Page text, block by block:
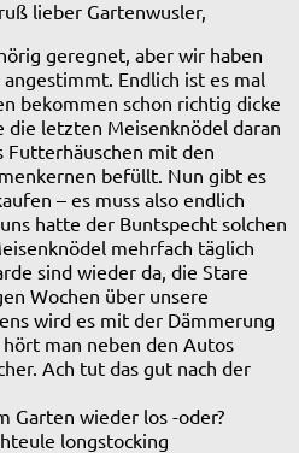
lieber Gartenwusler,
geregnet, aber wir haben
Endlich ist es mal
bekommen schon richtig dicke
die letzten Meisenknödel daran
Futterhäuschen mit den
befüllt. Nun gibt es
– es muss also endlich
hatte der Buntspecht solchen
mehrfach täglich
sind wieder da, die Stare
Wochen über unsere
wird es mit der Dämmerung
man neben den Autos
Ach tut das gut nach der
Garten wieder los -oder?
longstocking